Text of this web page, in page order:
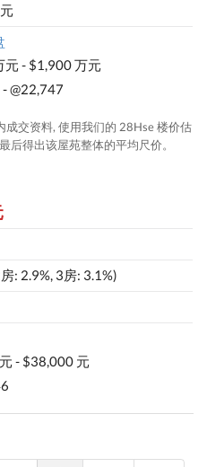
元 - $1,900 万元
@22,747
交资料, 使用我们的 28Hse 楼价估
后得出该屋苑整体的平均尺价。
: 2.9%, 3房: 3.1%)
- $38,000 元